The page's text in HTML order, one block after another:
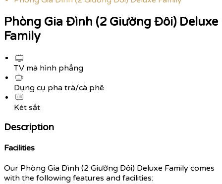
Phòng Gia Đình (2 Giường Đôi) Deluxe
Family
TV mà hình phẳng
Dụng cụ pha trà/cà phê
Két sắt
Description
Facilities
Our Phòng Gia Đình (2 Giường Đôi) Deluxe Family comes
with the following features and facilities: